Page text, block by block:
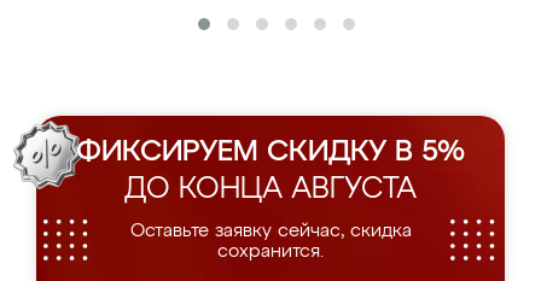
ФИКСИРУЕМ СКИДКУ В 5%
ДО КОНЦА АВГУСТА
Оставьте заявку сейчас, скидка
сохранится.